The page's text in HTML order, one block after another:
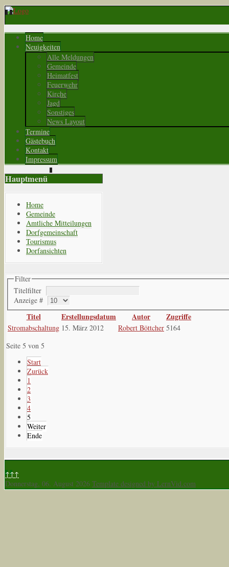
Home
Neuigkeiten
Alle Meldungen
Gemeinde
Heimatfest
Feuerwehr
Kirche
Jagd
Sonstiges
News Layout
Termine
Gästebuch
Kontakt
Impressum
Hauptmenü
Home
Gemeinde
Amtliche Mitteilungen
Dorfgemeinschaft
Tourismus
Dorfansichten
Filter
Titelfilter
Anzeige #
Titel Erstellungsdatum Autor Zugriffe
Stromabschaltung 15. März 2012 Robert Böttcher 5164
Seite 5 von 5
Start
Zurück
1
2
3
4
5
Weiter
Ende
↑↑↑
Donnerstag, 06. August 2026 Template designed by LernVid.com